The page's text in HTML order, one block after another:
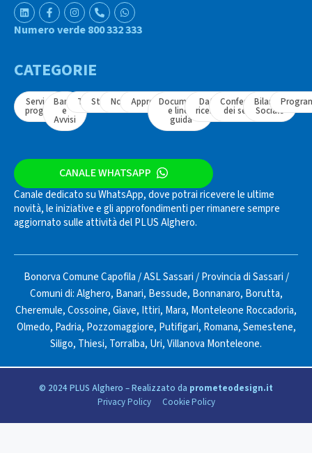
Numero verde 800 332 333
CATEGORIE
Servizi e
progetti
Bandi
e
Avvisi
TavoliStrumentiNormativaApprofondimenti
Documenti
e linee
guida
Dati e
ricerche
Conferenza
dei servizi
Bilancio
Sociale
CANALE WHATSAPP
Canale dedicato su WhatsApp, dove potrai ricevere le ultime
novità, le iniziative e gli approfondimenti per rimanere sempre
aggiornato sulle attività del PLUS Alghero.
Bonorva Comune Capofila/ASL Sassari/Provincia di Sassari/
Comuni di:Alghero, Banari, Bessude, Bonnanaro, Borutta,
Cheremule,Cossoine,Giave, Ittiri, Mara, Monteleone Roccadoria,
Olmedo, Padria, Pozzomaggiore, Putifigari, Romana,Semestene,
Siligo, Thiesi, Torralba, Uri,Villanova Monteleone.
© 2024 PLUS Alghero – Realizzato da prometeodesign.it
Privacy Policy
Cookie Policy